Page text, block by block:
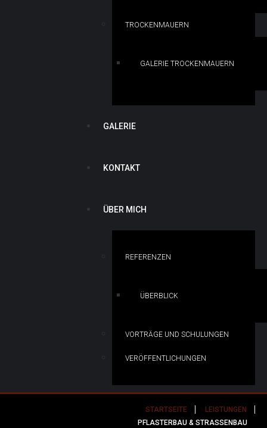
TROCKENMAUERN
GALERIE TROCKENMAUERN
GALERIE
KONTAKT
ÜBER MICH
REFERENZEN
ÜBERBLICK
VORTRÄGE UND SCHULUNGEN
VERÖFFENTLICHUNGEN
STARTSEITE
LEISTUNGEN
PFLASTERBAU & STRASSENBAU